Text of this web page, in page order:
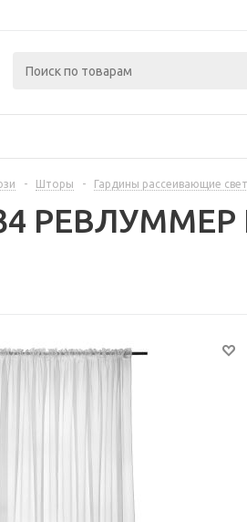
- Шторы - Гардины рассеивающие свет
РЕВЛУММЕР